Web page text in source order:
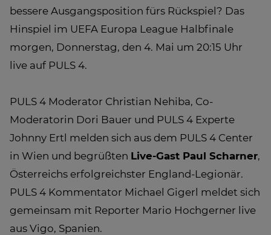
bessere Ausgangsposition fürs Rückspiel? Das
Hinspiel im UEFA Europa League Halbfinale
morgen, Donnerstag, den 4. Mai um 20:15 Uhr
live auf PULS 4.
PULS 4 Moderator Christian Nehiba, Co-
Moderatorin Dori Bauer und PULS 4 Experte
Johnny Ertl melden sich aus dem PULS 4 Center
in Wien und begrüßten Live-Gast Paul Scharner,
Österreichs erfolgreichster England-Legionär.
PULS 4 Kommentator Michael Gigerl meldet sich
gemeinsam mit Reporter Mario Hochgerner live
aus Vigo, Spanien.